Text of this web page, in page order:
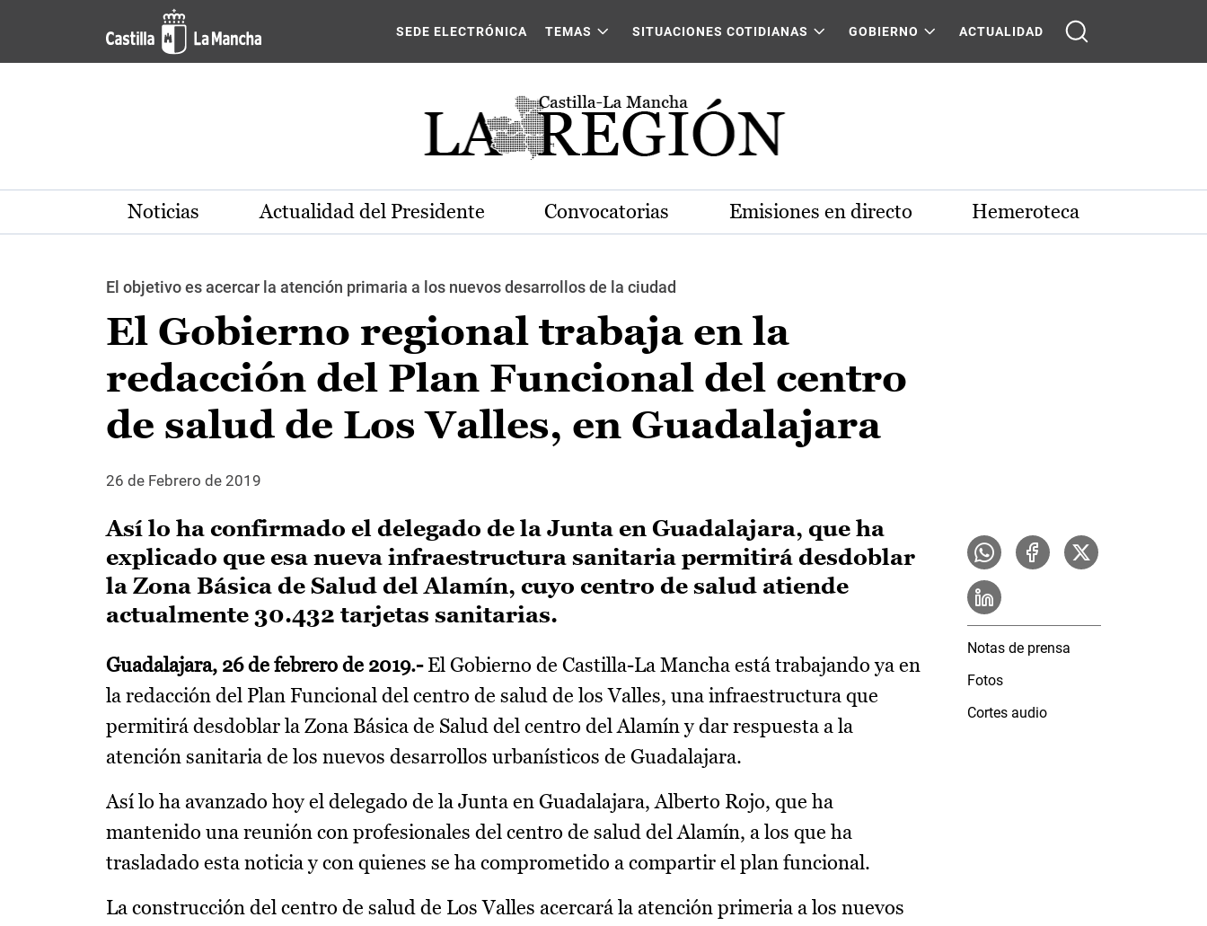
Pasar al contenido principal
SEDE ELECTRÓNICA TEMAS SITUACIONES COTIDIANAS GOBIERNO ACTUALIDAD
Noticias Actualidad del Presidente Convocatorias Emisiones en directo Hemeroteca
El objetivo es acercar la atención primaria a los nuevos desarrollos de la ciudad
El Gobierno regional trabaja en la
redacción del Plan Funcional del centro
de salud de Los Valles, en Guadalajara
26 de Febrero de 2019
Así lo ha confirmado el delegado de la Junta en Guadalajara, que ha
explicado que esa nueva infraestructura sanitaria permitirá desdoblar
la Zona Básica de Salud del Alamín, cuyo centro de salud atiende
actualmente 30.432 tarjetas sanitarias.
Guadalajara, 26 de febrero de 2019.-El Gobierno de Castilla-La Mancha está trabajando ya en
la redacción del Plan Funcional del centro de salud de los Valles, una infraestructura que
permitirá desdoblar la Zona Básica de Salud del centro del Alamín y dar respuesta a la
atención sanitaria de los nuevos desarrollos urbanísticos de Guadalajara.
Así lo ha avanzado hoy el delegado de la Junta en Guadalajara, Alberto Rojo, que ha
mantenido una reunión con profesionales del centro de salud del Alamín, a los que ha
trasladado esta noticia y con quienes se ha comprometido a compartir el plan funcional.
La construcción del centro de salud de Los Valles acercará la atención primeria a los nuevos
Notas de prensa
Fotos
Cortes audio